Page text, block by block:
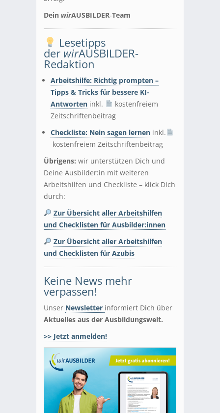
Dein wirAUSBILDER‑Team
Lesetipps
der wirAUSBILDER-
Redaktion
Arbeitshilfe: Richtig prompten –
Tipps & Tricks für bessere KI-
Antworten inkl.
kostenfreiem
Zeitschriftenbeitrag
Checkliste: Nein sagen lernen inkl.
kostenfreiem Zeitschriftenbeitrag
Übrigens: wir unterstützen Dich und
Deine Ausbilder:in mit weiteren
Arbeitshilfen und Checkliste – klick Dich
durch:
Zur Übersicht aller Arbeitshilfen
und Checklisten für Ausbilder:innen
Zur Übersicht aller Arbeitshilfen
und Checklisten für Azubis
Keine News mehr
verpassen!
Unser Newsletter informiert Dich über
Aktuelles aus der Ausbildungswelt.
>> Jetzt anmelden!